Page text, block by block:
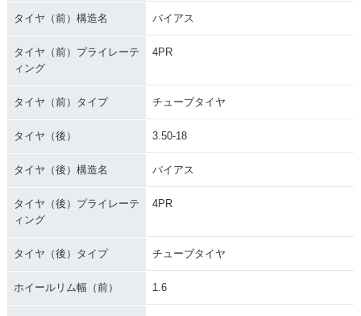
タイヤ（前）構造名 バイアス
タイヤ（前）プライレーテ
ィング
4PR
タイヤ（前）タイプ チューブタイヤ
タイヤ（後） 3.50-18
タイヤ（後）構造名 バイアス
タイヤ（後）プライレーテ
ィング
4PR
タイヤ（後）タイプ チューブタイヤ
ホイールリム幅（前） 1.6